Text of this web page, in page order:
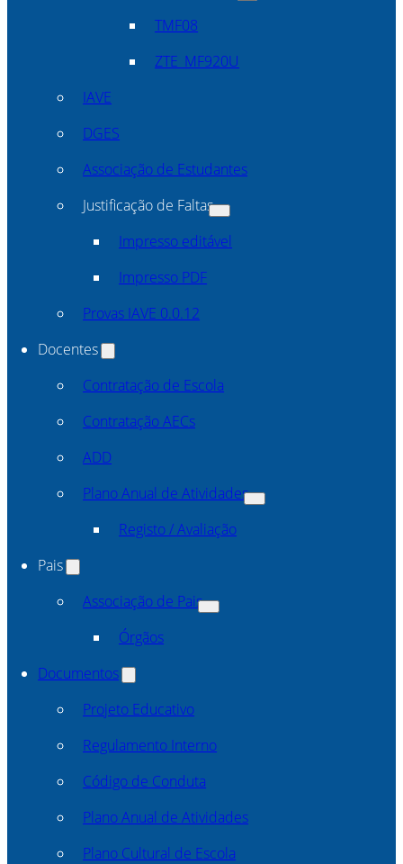
TMF08
ZTE_MF920U
IAVE
DGES
Associação de Estudantes
Justificação de Faltas
Impresso editável
Impresso PDF
Provas IAVE 0.0.12
Docentes
Contratação de Escola
Contratação AECs
ADD
Plano Anual de Atividades
Registo / Avaliação
Pais
Associação de Pais
Órgãos
Documentos
Projeto Educativo
Regulamento Interno
Código de Conduta
Plano Anual de Atividades
Plano Cultural de Escola